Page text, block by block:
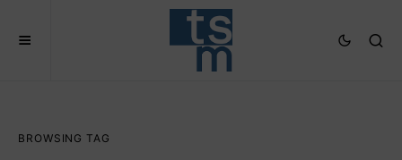
BROWSING TAG